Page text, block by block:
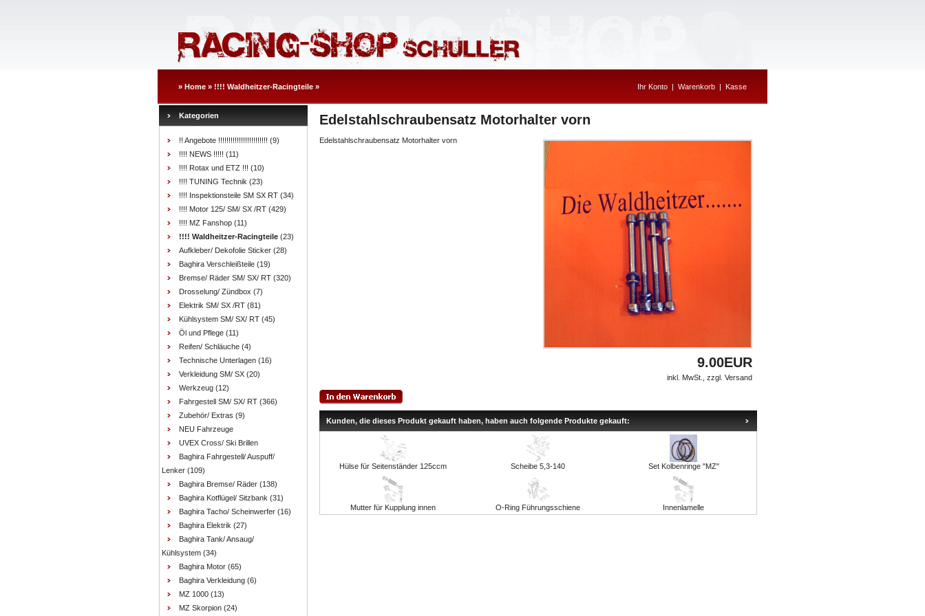
» Home » !!!! Waldheitzer-Racingteile » Ihr Konto | Warenkorb | Kasse
Kategorien
!! Angebote !!!!!!!!!!!!!!!!!!!!!!!! (9)
!!!! NEWS !!!!! (11)
!!!! Rotax und ETZ !!! (10)
!!!! TUNING Technik (23)
!!!! Inspektionsteile SM SX RT (34)
!!!! Motor 125/ SM/ SX /RT (429)
!!!! MZ Fanshop (11)
!!!! Waldheitzer-Racingteile (23)
Aufkleber/ Dekofolie Sticker (28)
Baghira Verschleißteile (19)
Bremse/ Räder SM/ SX/ RT (320)
Drosselung/ Zündbox (7)
Elektrik SM/ SX /RT (81)
Kühlsystem SM/ SX/ RT (45)
Öl und Pflege (11)
Reifen/ Schläuche (4)
Technische Unterlagen (16)
Verkleidung SM/ SX (20)
Werkzeug (12)
Fahrgestell SM/ SX/ RT (366)
Zubehör/ Extras (9)
NEU Fahrzeuge
UVEX Cross/ Ski Brillen
Baghira Fahrgestell/ Auspuff/
Lenker (109)
Baghira Bremse/ Räder (138)
Baghira Kotflügel/ Sitzbank (31)
Baghira Tacho/ Scheinwerfer (16)
Baghira Elektrik (27)
Baghira Tank/ Ansaug/
Kühlsystem (34)
Baghira Motor (65)
Baghira Verkleidung (6)
MZ 1000 (13)
MZ Skorpion (24)
Edelstahlschraubensatz Motorhalter vorn
9.00EUR
inkl. MwSt., zzgl. Versand
Edelstahlschraubensatz Motorhalter vorn
Kunden, die dieses Produkt gekauft haben, haben auch folgende Produkte gekauft:
Hülse für Seitenständer 125ccm Scheibe 5,3-140 Set Kolbenringe "MZ"
Mutter für Kupplung innen O-Ring Führungsschiene Innenlamelle